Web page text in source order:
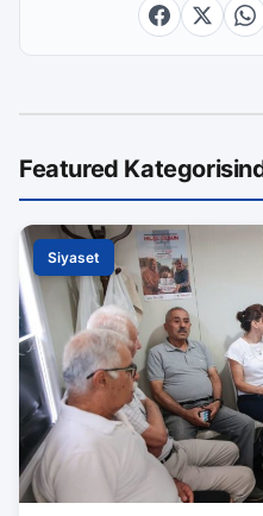
Featured
Siyaset